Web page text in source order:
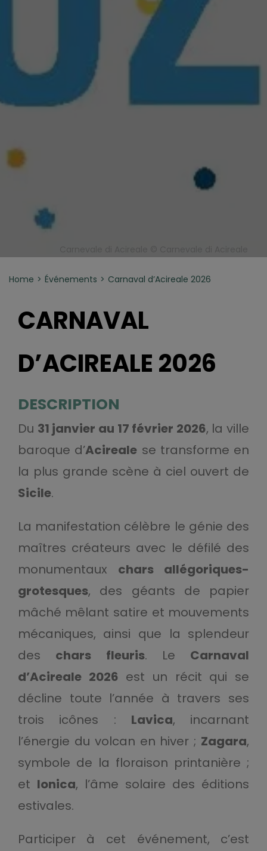
Home Événements Carnaval d’Acireale 2026
CARNAVAL
D’ACIREALE 2026
DESCRIPTION
Du 31 janvier au 17 février 2026, la ville
baroque d’Acireale se transforme en
la plus grande scène à ciel ouvert de
Sicile.
La manifestation célèbre le génie des
maîtres créateurs avec le défilé des
monumentaux chars allégoriques-
grotesques, des géants de papier
mâché mêlant satire et mouvements
mécaniques, ainsi que la splendeur
des chars fleuris. Le Carnaval
d’Acireale 2026 est un récit qui se
décline toute l’année à travers ses
trois icônes : Lavica, incarnant
l’énergie du volcan en hiver ; Zagara,
symbole de la floraison printanière ;
et Ionica, l’âme solaire des éditions
estivales.
Participer à cet événement, c’est